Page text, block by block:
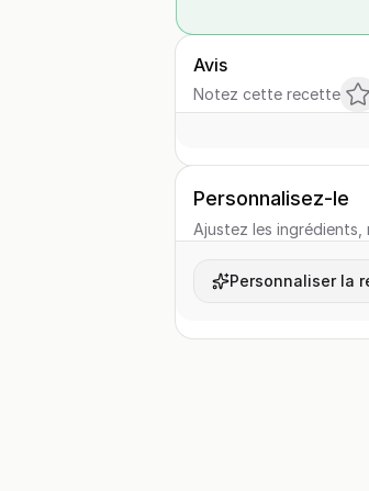
Avis
Notez cette recette
Personnalisez-le
Ajustez les
Personnaliser la